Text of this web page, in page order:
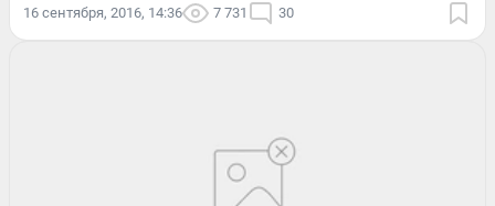
16 сентября, 2016, 14:36 7 731 30